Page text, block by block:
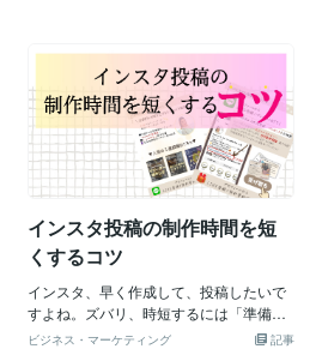
て、集客、したくないですか？マネタイ
ズしたくないですか？自分のことを知っ
て欲しい！わかって欲しい！それは、初
期段階ではありません。アイドルならい
いと思うんですけどね。。。そういうこ
とを、私のインスタコンサル講座では学
べます。壊れたアカウントを作る前に、
やり方を学ぶと、爆速でマネタイズでき
ます。インスタアカウントは、名刺代わ
りにも、ホームページにもなるんです。
完成度高く作りたいですね。藤川りりみ
インスタ投稿の制作時間を短
くするコツ
インスタ、早く作成して、投稿したいで
すよね。ズバリ、時短するには「準備」
です！①使うフォントを決めておく②ブ
記事
ビジネス・マーケティング